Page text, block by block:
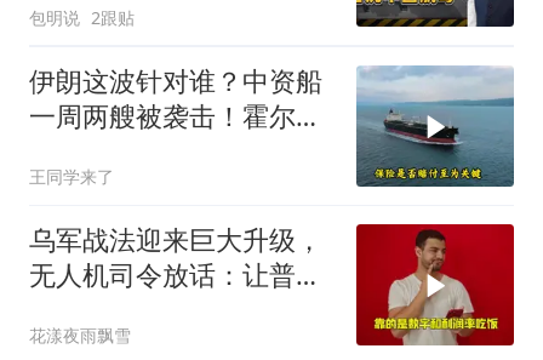
包明说 2跟贴
伊朗这波针对谁？中资船
一周两艘被袭击！霍尔木
彻底破灭！
王同学来了
乌军战法迎来巨大升级，
无人机司令放话：让普京
花漾夜雨飘雪